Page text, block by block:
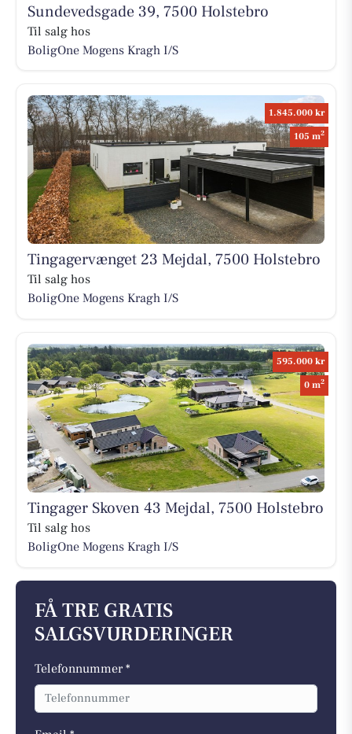
Sundevedsgade 39, 7500 Holstebro
Til salg hos
BoligOne Mogens Kragh I/S
1.845.000 kr
105 m2
Tingagervænget 23 Mejdal, 7500 Holstebro
Til salg hos
BoligOne Mogens Kragh I/S
595.000 kr
0 m2
Tingager Skoven 43 Mejdal, 7500 Holstebro
Til salg hos
BoligOne Mogens Kragh I/S
FÅ TRE GRATIS
SALGSVURDERINGER
Telefonnummer *